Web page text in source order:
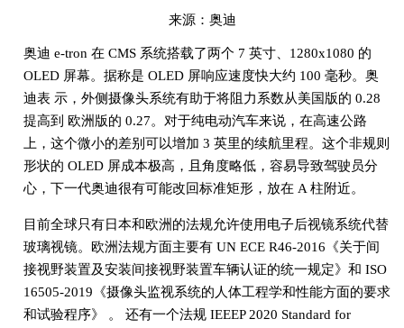
来源：奥迪
奥迪 e-tron 在 CMS 系统搭载了两个 7 英寸、1280x1080 的
OLED 屏幕。据称是 OLED 屏响应速度快大约 100 毫秒。奥
迪表 示，外侧摄像头系统有助于将阻力系数从美国版的 0.28
提高到 欧洲版的 0.27。对于纯电动汽车来说，在高速公路
上，这个微小的差别可以增加 3 英里的续航里程。这个非规则
形状的 OLED 屏成本极高，且角度略低，容易导致驾驶员分
心，下一代奥迪很有可能改回标准矩形，放在 A 柱附近。
目前全球只有日本和欧洲的法规允许使用电子后视镜系统代替
玻璃视镜。欧洲法规方面主要有 UN ECE R46-2016《关于间
接视野装置及安装间接视野装置车辆认证的统一规定》和 ISO
16505-2019《摄像头监视系统的人体工程学和性能方面的要求
和试验程序》 。 还有一个法规 IEEEP 2020 Standard for